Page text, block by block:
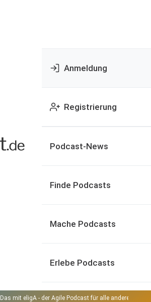
Anmeldung
Registrierung
Podcast-News
Finde Podcasts
Mache Podcasts
Erlebe Podcasts
Das mit eligA - der Agile Podcast für alle anderen